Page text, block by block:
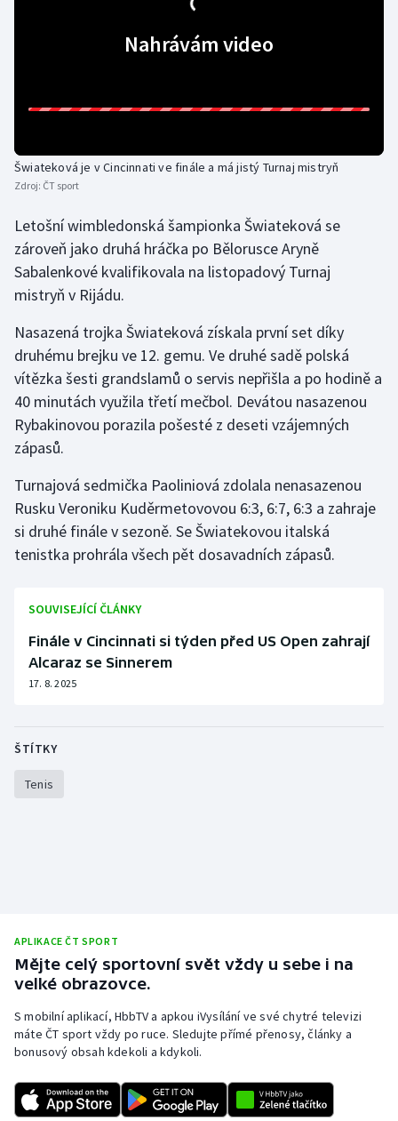
Jezdectví
Judo
Krasobruslení
Lyže a snowboard
Moderní pětiboj
Motorsport
Olympijské hry
Parasport
Plážový volejbal
Ragby
Rychlostní kanoistika
Short track
Veslování
Volejbal
Ostatní
Nahrávám video
Šwiateková je v Cincinnati ve finále a má jistý Turnaj mistryň
Zdroj: ČT sport
Letošní wimbledonská šampionka Šwiateková se
zároveň jako druhá hráčka po Bělorusce Aryně
Sabalenkové kvalifikovala na listopadový Turnaj
mistryň v Rijádu.
Nasazená trojka Šwiateková získala první set díky
druhému brejku ve 12. gemu. Ve druhé sadě polská
vítězka šesti grandslamů o servis nepřišla a po hodině a
40 minutách využila třetí mečbol. Devátou nasazenou
Rybakinovou porazila pošesté z deseti vzájemných
zápasů.
Turnajová sedmička Paoliniová zdolala nenasazenou
Rusku Veroniku Kuděrmetovovou 6:3, 6:7, 6:3 a zahraje
si druhé finále v sezoně. Se Šwiatekovou italská
tenistka prohrála všech pět dosavadních zápasů.
SOUVISEJÍCÍ ČLÁNKY
Finále v Cincinnati si týden před US Open zahrají
Alcaraz se Sinnerem
17. 8. 2025
ŠTÍTKY
Tenis
APLIKACE ČT SPORT
Mějte celý sportovní svět vždy u sebe i na
velké obrazovce.
S mobilní aplikací, HbbTV a apkou iVysílání ve své chytré televizi
máte ČT sport vždy po ruce. Sledujte přímé přenosy, články a
bonusový obsah kdekoli a kdykoli.